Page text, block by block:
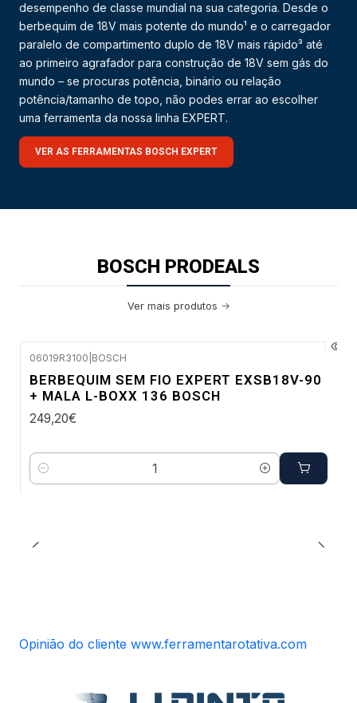
desempenho de classe mundial na sua categoria. Desde o
berbequim de 18V mais potente do mundo¹ e o carregador
paralelo de compartimento duplo de 18V mais rápido³ até
ao primeiro agrafador para construção de 18V sem gás do
mundo – se procuras potência, binário ou relação
potência/tamanho de topo, não podes errar ao escolher
uma ferramenta da nossa linha EXPERT.
VER AS FERRAMENTAS BOSCH EXPERT
BOSCH PRODEALS
Ver mais produtos
06019R3100 BOSCH
BERBEQUIM SEM FIO EXPERT EXSB18V-90
+ MALA L-BOXX 136 BOSCH
249,20€
Quantidade
Opinião do cliente www.ferramentarotativa.com